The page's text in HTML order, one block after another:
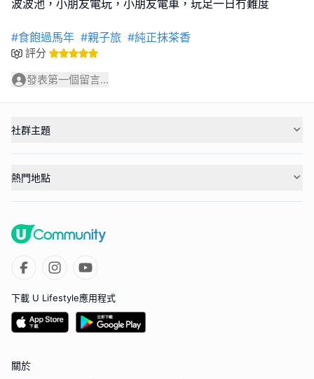
波波池，小朋友電玩，小朋友電車，玩足一日冇難度
#食飽過馬年 #親子旅 #純正抹茶香
評分
發表第一個留言...
社群主題
熱門地點
下載 U Lifestyle應用程式
關於